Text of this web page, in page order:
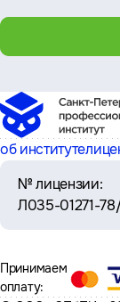
об институте
№ лицензии:
Л035-01271-
Принимаем
оплату: